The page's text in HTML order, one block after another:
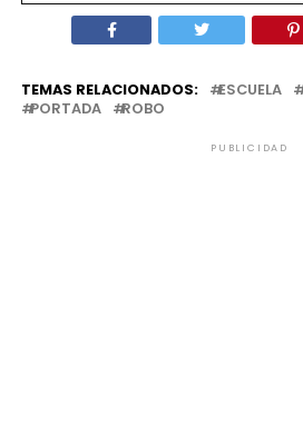
TEMAS RELACIONADOS: ESCUELA
PORTADA
ROBO
PUBLICIDAD